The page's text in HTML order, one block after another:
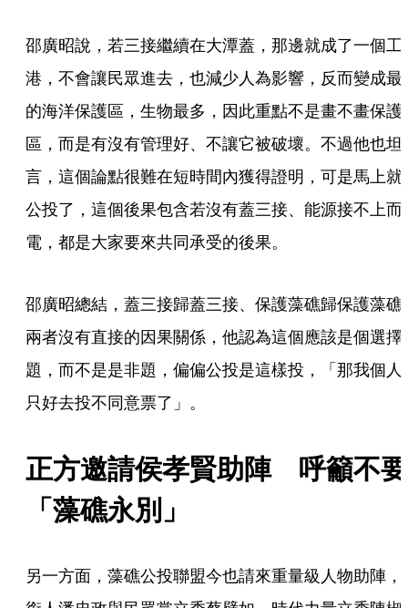
邵廣昭說，若三接繼續在大潭蓋，那邊就成了一個工
港，不會讓民眾進去，也減少人為影響，反而變成最
的海洋保護區，生物最多，因此重點不是畫不畫保護
區，而是有沒有管理好、不讓它被破壞。不過他也坦
言，這個論點很難在短時間內獲得證明，可是馬上就
公投了，這個後果包含若沒有蓋三接、能源接不上而
電，都是大家要來共同承受的後果。
邵廣昭總結，蓋三接歸蓋三接、保護藻礁歸保護藻礁
兩者沒有直接的因果關係，他認為這個應該是個選擇
題，而不是是非題，偏偏公投是這樣投，「那我個人
只好去投不同意票了」。
正方邀請侯孝賢助陣　呼籲不要
「藻礁永別」
另一方面，藻礁公投聯盟今也請來重量級人物助陣，